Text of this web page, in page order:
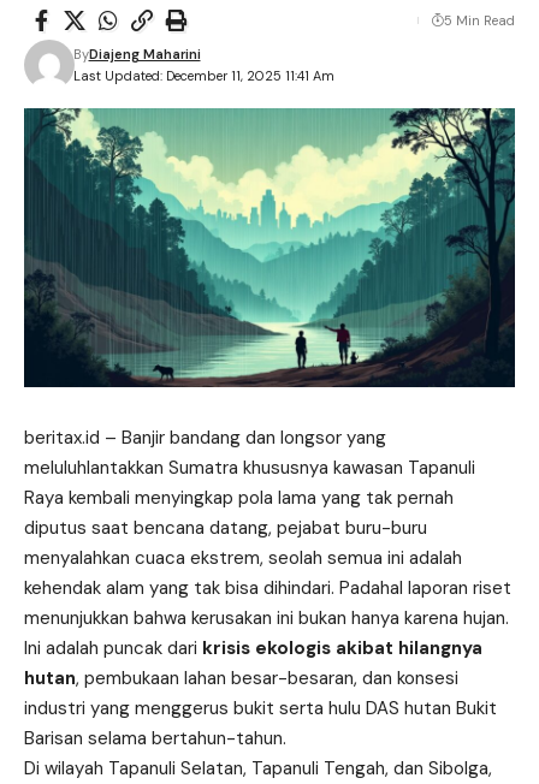
Last Updated: December 11, 2025 11:41 Am
ByDiajeng Maharini
5 Min Read
beritax.id – Banjir bandang dan longsor yang
meluluhlantakkan Sumatra khususnya kawasan Tapanuli
Raya kembali menyingkap pola lama yang tak pernah
diputus saat bencana datang, pejabat buru-buru
menyalahkan cuaca ekstrem, seolah semua ini adalah
kehendak alam yang tak bisa dihindari. Padahal laporan riset
menunjukkan bahwa kerusakan ini bukan hanya karena hujan.
Ini adalah puncak dari krisis ekologis akibat hilangnya
hutan, pembukaan lahan besar-besaran, dan konsesi
industri yang menggerus bukit serta hulu DAS hutan Bukit
Barisan selama bertahun-tahun.
Di wilayah Tapanuli Selatan, Tapanuli Tengah, dan Sibolga,